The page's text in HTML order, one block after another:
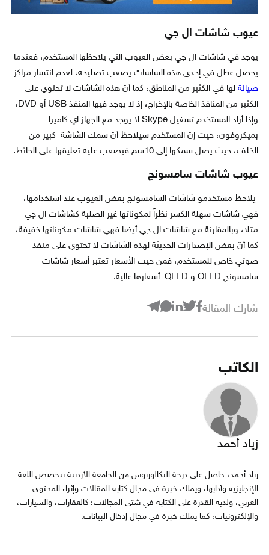
عيوب شاشات ال جي
يوجد في شاشات ال جي بعض العيوب التي يلاحظها المستخدم، فعندما
يحصل عطل في إحدى هذه الشاشات يصعب تصليحه، لعدم انتشار مراكز
صيانةلها في الكثير من المناطق، كما أنّ هذه الشاشات لا تحتوي على
الكثير من المنافذ الخاصة بالإخراج، إذ لا يوجد فيها المنفذ USB أو DVD،
وإذا أراد المستخدم تشغيل Skype لا يوجد مع الجهاز اي كاميرا
بميكروفون، حيث إنّ المستخدم سيلاحظ أنّ سمك الشاشة كبير من
الخلف، حيث يصل سمكها إلى 10سم فيصعب عليه تعليقها على الحائط.
عيوب شاشات سامسونج
يلاحظ مستخدمو شاشات السامسونج بعض العيوب عند استخدامها،
فهي شاشات سهلة الكسر نظراً لمكوناتها غير الصلبة كشاشات ال جي
مثلا، وبالمقارنة مع شاشات ال جي أيضا فهي شاشات مكوناتها خفيفة،
كما أنّ بعض الإصدارات الحديثة لهذه الشاشات لا تحتوي على منفذ
صوتي خاص للمستخدم، فمن حيث الأسعار تعتبر أسعار شاشات
سامسونج OLED و QLED أسعارها عالية.
شارك المقالة
الكاتب
زياد أحمد
زياد أحمد، حاصل على درجة البكالوريوس من الجامعة الأردنية بتخصص اللغة
الإنجليزية وآدابها، ويملك خبرة في مجال كتابة المقالات وإثراء المحتوى
العربي، ولديه القدرة على الكتابة في شتى المجالات؛ كالعقارات، والسيارات،
والإلكترونيات، كما يملك خبرة في مجال إدخال البيانات.